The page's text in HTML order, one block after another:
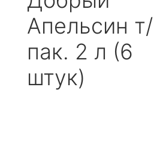
Апельсин т/
пак. 2 л (6
штук)